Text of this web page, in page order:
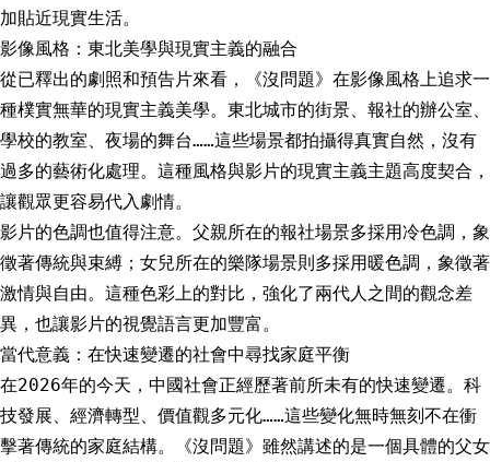
加貼近現實生活。
影像風格：東北美學與現實主義的融合
從已釋出的劇照和預告片來看，《沒問題》在影像風格上追求一
種樸實無華的現實主義美學。東北城市的街景、報社的辦公室、
學校的教室、夜場的舞台……這些場景都拍攝得真實自然，沒有
過多的藝術化處理。這種風格與影片的現實主義主題高度契合，
讓觀眾更容易代入劇情。
影片的色調也值得注意。父親所在的報社場景多採用冷色調，象
徵著傳統與束縛；女兒所在的樂隊場景則多採用暖色調，象徵著
激情與自由。這種色彩上的對比，強化了兩代人之間的觀念差
異，也讓影片的視覺語言更加豐富。
當代意義：在快速變遷的社會中尋找家庭平衡
在2026年的今天，中國社會正經歷著前所未有的快速變遷。科
技發展、經濟轉型、價值觀多元化……這些變化無時無刻不在衝
擊著傳統的家庭結構。《沒問題》雖然講述的是一個具體的父女